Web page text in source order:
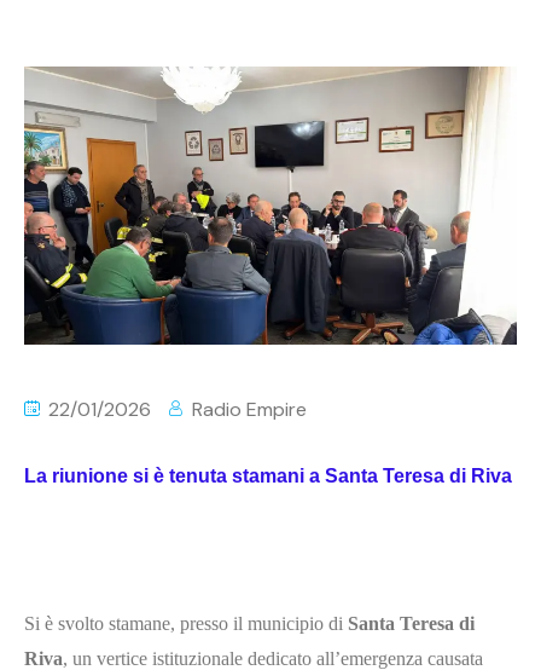
22/01/2026 Radio Empire
La riunione si è tenuta stamani a Santa Teresa di Riva
Si è svolto stamane, presso il municipio di Santa Teresa di
Riva, un vertice istituzionale dedicato all’emergenza causata